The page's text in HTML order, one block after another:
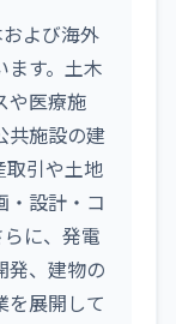
よび海外
ます。土木
や医療施
共施設の建
取引や土地
・設計・コ
に、発電
発、建物の
を展開して